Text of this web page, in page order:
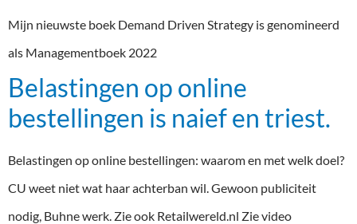
Mijn nieuwste boek Demand Driven Strategy is genomineerd
als Managementboek 2022
Belastingen op online
bestellingen is naief en triest.
Belastingen op online bestellingen: waarom en met welk doel?
CU weet niet wat haar achterban wil. Gewoon publiciteit
nodig, Buhne werk. Zie ook Retailwereld.nl Zie video